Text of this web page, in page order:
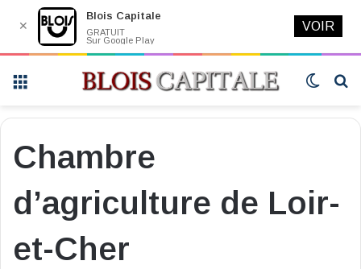
Switch
Chambre
d’agriculture de Loir-
et-Cher
✕
Blois Capitale
GRATUIT
Sur Google Play
VOIR